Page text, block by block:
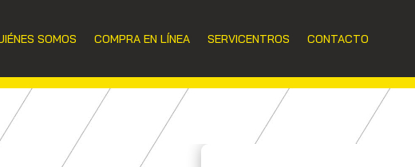
SOMOS COMPRA EN LÍNEA SERVICENTROS CONTACTO